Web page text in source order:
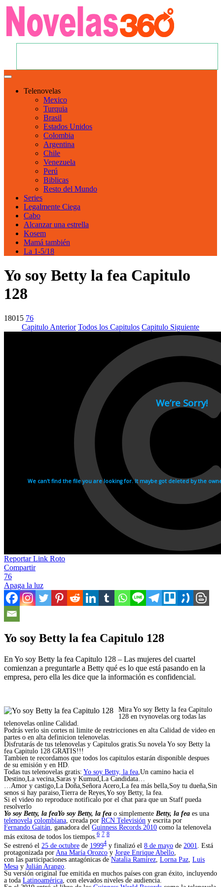
Telenovelas
Mexico
Turquia
Brasil
Estados Unidos
Colombia
Argentina
Chile
Venezuela
Perú
Biblicas
Resto del Mundo
Series
Legalmente Ciega
Cabo
Alcanzar una estrella
Kosem
Mamá también
La 1-5/18
Yo soy Betty la fea Capitulo
128
18015 76
Capitulo Anterior Todos los Capitulos Capitulo Siguiente
Reportar Link Roto
Compartir
76
Apaga la luz
Yo soy Betty la fea Capitulo 128
En Yo soy Betty la fea Capitulo 128 – Las mujeres del cuartel
comienzan a preguntarle a Betty qué es lo que está pasando en la
empresa, pero ella les dice que la información es confidencial.
Mira Yo soy Betty la fea Capitulo
128 en tvynovelas.org todas las
telenovelas online Calidad.
Podrás verlo sin cortes ni limite de restricciones en alta Calidad de video en
partes o en alta definicion telenovelas.
Disfrutarás de tus telenovelas y Capitulos gratis.Su novela Yo soy Betty la
fea Capitulo 128 GRATIS!!!
Tambien te recordamos que todos los capitulos estarán disponible despues
de su emisión y en HD.
Todas tus telenovelas gratis: Yo soy Betty, la fea ,Un camino hacia el
Destino,La vecina,Saras y Kumud,La Candidata…
…Amor y castigo,La Doña,Señora Acero,La fea más bella,Soy tu dueña,Sin
senos si hay paraiso,Tierra de Reyes,Yo soy Betty, la fea.
Si el video no reproduce notificalo por el chat para que un Staff pueda
resolverlo
Yo soy Betty, la feaYo soy Betty, la fea o simplemente Betty, la fea es una
telenovela colombiana , creada por RCN Televisión y escrita por
Fernando Gaitán , ganadora del Guinness Records 2010 como la telenovela
más exitosa de todos los tiempos. 6 7 8
Se estrenó el 25 de octubre de 19994 y finalizó el 8 de mayo de 2001. Está
protagonizada por Ana María Orozco y Jorge Enrique Abello,
con las participaciones antagónicas de Natalia Ramírez, Lorna Paz, Luis
Mesa y Julián Arango.
Su versión original fue emitida en muchos países con gran éxito, incluyendo
a toda Latinoamérica, con elevados niveles de audiencia.